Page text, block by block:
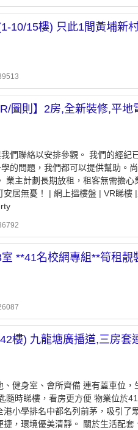
10/15樓) 只此1間黃埔新
圖則】2房,全新裝修,平地
們聯絡以安排參觀。 我們的經紀
的問題，我們都可以提供幫助。
主計劃長期放租，租客無需擔心
居無憂！ | 網上搵樓盤 | VR睇樓 |
**41名校網專組**筍租靚
樓) 九龍塘廣播道,三房套
健身室、會所齊備 連有蓋車位，
時睇樓，看房更方便 物業位於
小學排名中都名列前茅，吸引了
，環境優美清靜。 關於生活配套